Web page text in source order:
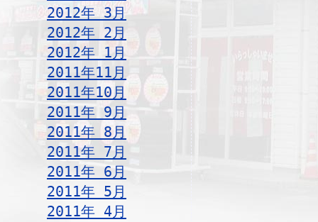
2012年 3月
2012年 2月
2012年 1月
2011年11月
2011年10月
2011年 9月
2011年 8月
2011年 7月
2011年 6月
2011年 5月
2011年 4月